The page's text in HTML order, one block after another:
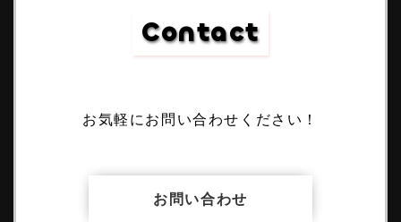
Contact
お気軽にお問い合わせください！
お問い合わせ